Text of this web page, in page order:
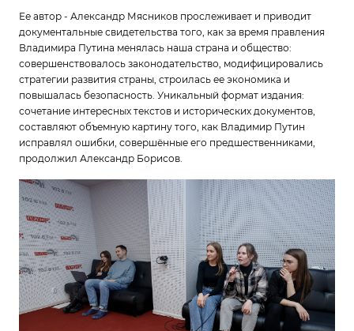
Ее автор - Александр Мясников прослеживает и приводит
документальные свидетельства того, как за время правления
Владимира Путина менялась наша страна и общество:
совершенствовалось законодательство, модифицировались
стратегии развития страны, строилась ее экономика и
повышалась безопасность. Уникальный формат издания:
сочетание интересных текстов и исторических документов,
составляют объемную картину того, как Владимир Путин
исправлял ошибки, совершённые его предшественниками,
продолжил Александр Борисов.